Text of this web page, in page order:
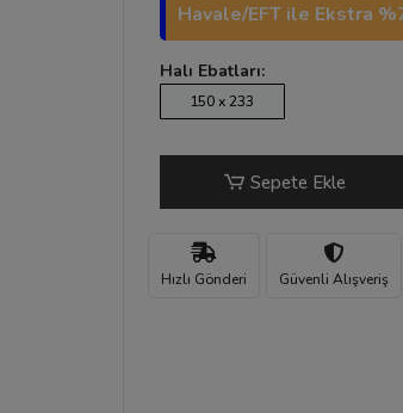
Havale/EFT ile Ekstra
Halı Ebatları:
150 x 233
Sepete Ekle
Hızlı Gönderi Güvenli Alışveriş